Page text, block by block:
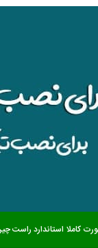
کاملا استاندارد راست